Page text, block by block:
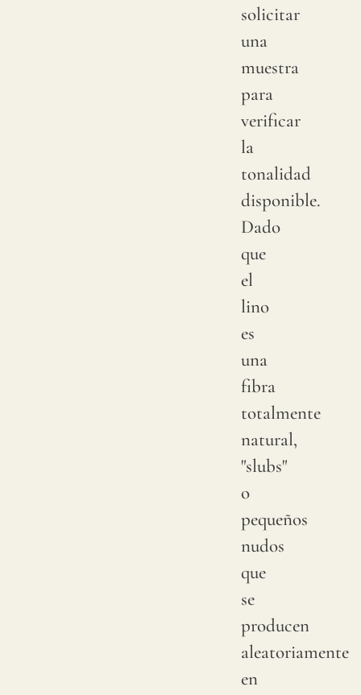
solicitar
una
muestra
para
verificar
la
tonalidad
disponible.
Dado
que
el
lino
es
una
fibra
totalmente
natural,
"slubs"
o
pequeños
nudos
que
se
producen
aleatoriamente
en